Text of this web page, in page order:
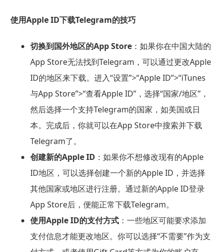
使用Apple ID下载Telegram的技巧
切换到国外地区的App Store：如果你在中国大陆的
App Store无法找到Telegram，可以通过更改Apple
ID的地区来下载。进入“设置”>“Apple ID”>“iTunes
与App Store”>“查看Apple ID”，选择“国家/地区”，
然后选择一个支持Telegram的国家，如美国或日
本。完成后，你就可以在App Store中搜索并下载
Telegram了。
创建新的Apple ID ：如果你不想修改现有的Apple
ID地区，可以选择创建一个新的Apple ID，并选择
其他国家或地区进行注册。通过新的Apple ID登录
App Store后，便能正常下载Telegram。
使用Apple ID的支付方式：一些地区可能要求添加
支付信息才能更改地区。你可以选择“不需要”作为支